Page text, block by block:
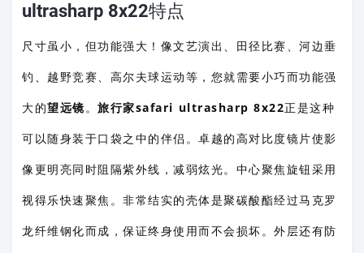
ultrasharp 8x22特点
尺寸虽小，但功能强大！像文艺演出、田径比赛、河边垂
钓、越野竞赛、高尔夫球运动等，您就需要小巧而功能强
大的望远镜。旅行家safari ultrasharp 8x22正是这种
可以随身装于口袋之中的伴侣。卓越的高对比度镜片使影
像更明亮同时阻隔紫外线，减弱炫光。中心聚焦旋钮采用
视得乐快速聚焦。非常结实的壳体是聚碳酸酯经过马克罗
龙纤维钢化而成，保证终身使用而不会损坏。外层还有防